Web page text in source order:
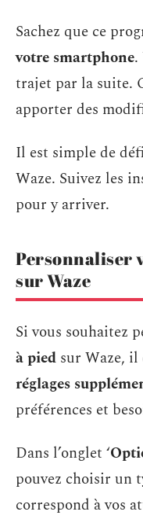
Sachez que ce
votre smartphone.
trajet par la suite.
apporter des
Il est simple de
Waze. Suivez les
pour y arriver.
Personnaliser
sur Waze
Si vous souhaitez
à pied sur Waze, il
réglages
préférences et
Dans l’onglet ‘
pouvez choisir un
correspond à vos